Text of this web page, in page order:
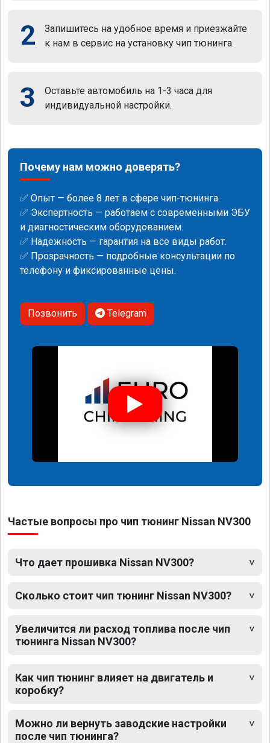
2
Запишитесь на удобное время и приезжайте
к нам в сервис на установку чип тюнинга.
3
Оставьте автомобиль на 1-3 часа для
индивидуальной настройки.
Почему нам можно доверять?
✅ Опыт — более 8 лет в сфере чип-тюнинга.
✅ Экспертность — работаем с современными ЭБУ
и диагностическим оборудованием.
✅ Надежность — гарантия на все виды работ.
✅ Прозрачность — подробные консультации по
телефону и фиксированные цены.
Позвонить Telegram
Частые вопросы про чип тюнинг Nissan NV300
Что дает прошивка Nissan NV300?
Сколько стоит чип тюнинг Nissan NV300?
Увеличится ли расход топлива после чип
тюнинга Nissan NV300?
Как чип тюнинг влияет на двигатель и
коробку?
Можно ли вернуть заводские настройки
после чип тюнинга?